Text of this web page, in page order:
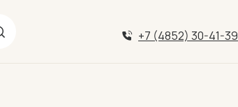
+7 (4852) 30-41-39